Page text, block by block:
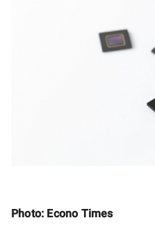
Photo: Econo Times